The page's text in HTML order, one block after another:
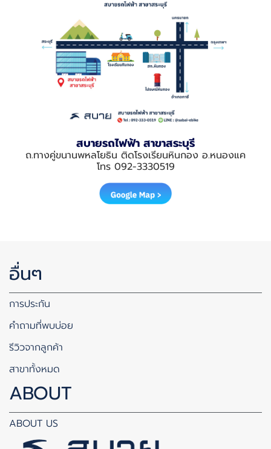
สบายรถไฟฟ้า สาขาสระบุรี
ถ.ทางคู่ขนานพหลโยธิน ติดโรงเรียนหินกอง อ.หนองแค
โทร 092-3330519
อื่นๆ
การประกัน
คำถามที่พบบ่อย
รีวิวจากลูกค้า
สาขาทั้งหมด
ABOUT
ABOUT US